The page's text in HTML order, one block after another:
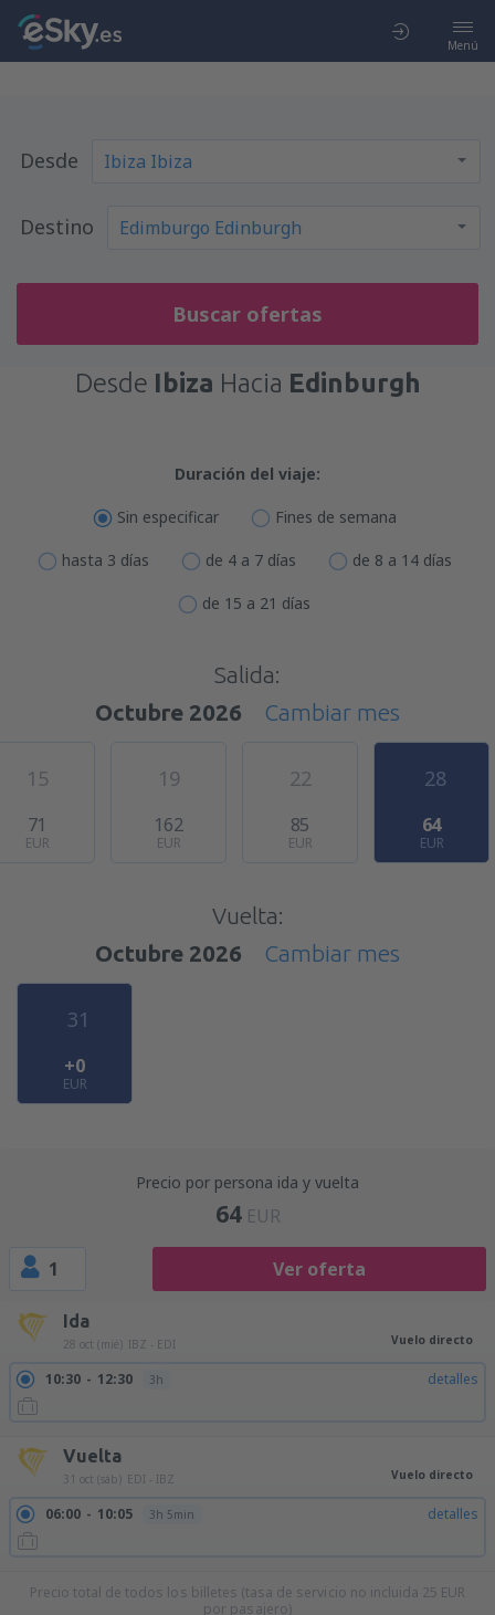
Menú
Desde
Destino
Buscar ofertas
Desde Ibiza Hacia Edinburgh
Duración del viaje:
Sin especificar Fines de semana
hasta 3 días de 4 a 7 días de 8 a 14 días
de 15 a 21 días
Salida:
Octubre 2026
Cambiar mes
15
71
EUR
19
162
EUR
22
85
EUR
28
64
EUR
Vuelta:
Octubre 2026
Cambiar mes
31
+0
EUR
Precio por persona ida y vuelta
64 EUR
1 Ver oferta
Ida
28 oct (mié) IBZ - EDI Vuelo directo
10:30 12:30 3h detalles
Vuelta
31 oct (sáb) EDI - IBZ Vuelo directo
06:00 10:05 3h 5min detalles
Precio total de todos los billetes (tasa de servicio no incluida 25 EUR
por pasajero)